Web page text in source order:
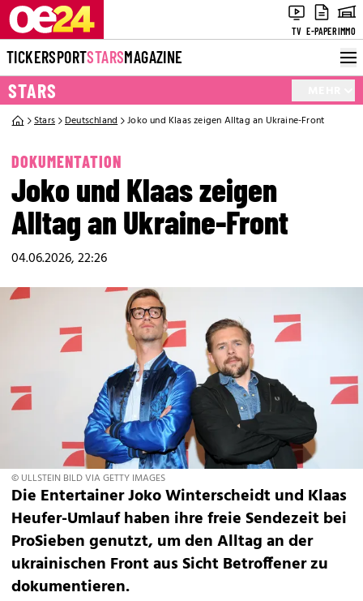
TV E-PAPERIMMO
TICKERSPORTSTARSMAGAZINE
STARS
Stars Deutschland Joko und Klaas zeigen Alltag an Ukraine-Front
DOKUMENTATION
Joko und Klaas zeigen
Alltag an Ukraine-Front
04.06.2026, 22:26
© ULLSTEIN BILD VIA GETTY IMAGES
Die Entertainer Joko Winterscheidt und Klaas
Heufer-Umlauf haben ihre freie Sendezeit bei
ProSieben genutzt, um den Alltag an der
ukrainischen Front aus Sicht Betroffener zu
dokumentieren.